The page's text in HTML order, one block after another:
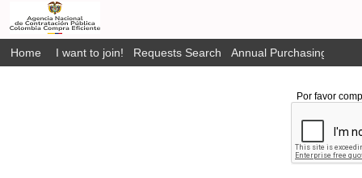
Home I want to join! Requests Search Annual Purchasing Plan
Por favor